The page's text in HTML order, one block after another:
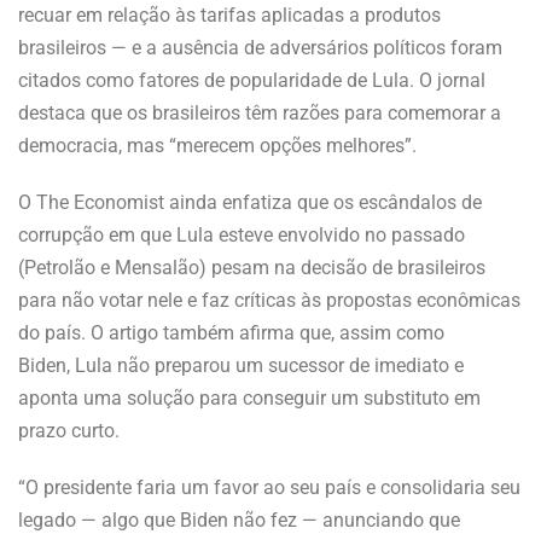
recuar em relação às tarifas aplicadas a produtos
brasileiros — e a ausência de adversários políticos foram
citados como fatores de popularidade de Lula. O jornal
destaca que os brasileiros têm razões para comemorar a
democracia, mas “merecem opções melhores”.
O The Economist ainda enfatiza que os escândalos de
corrupção em que Lula esteve envolvido no passado
(Petrolão e Mensalão) pesam na decisão de brasileiros
para não votar nele e faz críticas às propostas econômicas
do país. O artigo também afirma que, assim como
Biden, Lula não preparou um sucessor de imediato e
aponta uma solução para conseguir um substituto em
prazo curto.
“O presidente faria um favor ao seu país e consolidaria seu
legado — algo que Biden não fez — anunciando que